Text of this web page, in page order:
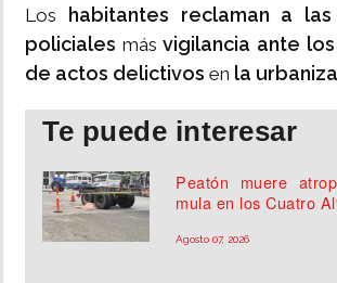
Los habitantes reclaman a
policiales más vigilancia ante
de actos delictivos en la
Te puede interesar
Peatón muere
mula en los Cuatro
Agosto 07, 2026